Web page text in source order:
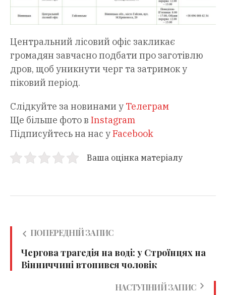
Центральний лісовий офіс закликає
громадян завчасно подбати про заготівлю
дров, щоб уникнути черг та затримок у
піковий період.
Слідкуйте за новинами у Телеграм
Ще більше фото в Instagram
Підписуйтесь на нас уFacebook
Ваша оцінка матеріалу
ПОПЕРЕДНІЙ ЗАПИС
Чергова трагедія на воді: у Строїнцях на
Вінниччині втопився чоловік
НАСТУПНИЙ ЗАПИС